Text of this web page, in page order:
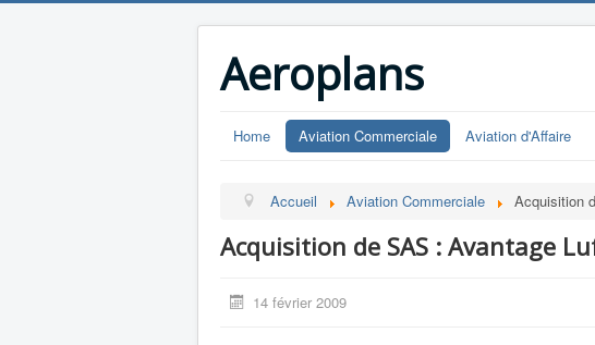
Aeroplans
Home Aviation Commerciale Aviation d'Affaire
Accueil Aviation Commerciale Acquisition
Acquisition de SAS : Avantage
14 février 2009